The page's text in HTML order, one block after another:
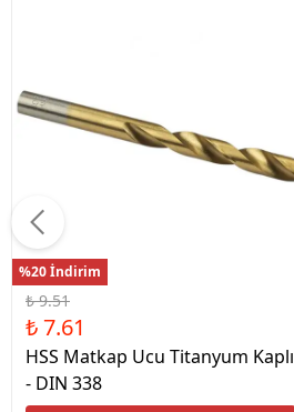
%20 İndirim
₺ 9.51
₺ 7.61
HSS Matkap Ucu Titanyum Kaplı
- DIN 338